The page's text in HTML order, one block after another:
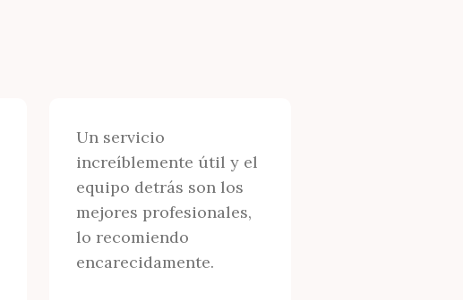
Un servicio
increíblemente útil y el
equipo detrás son los
mejores profesionales,
lo recomiendo
encarecidamente.